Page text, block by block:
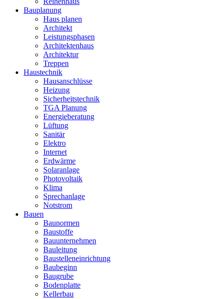
Bauplanung
Haus planen
Architekt
Leistungsphasen
Architektenhaus
Architektur
Treppen
Haustechnik
Hausanschlüsse
Heizung
Sicherheitstechnik
TGA Planung
Energieberatung
Lüftung
Sanitär
Elektro
Internet
Erdwärme
Solaranlage
Photovoltaik
Klima
Sprechanlage
Notstrom
Bauen
Baunormen
Baustoffe
Bauunternehmen
Bauleitung
Baustelleneinrichtung
Baubeginn
Baugrube
Bodenplatte
Kellerbau